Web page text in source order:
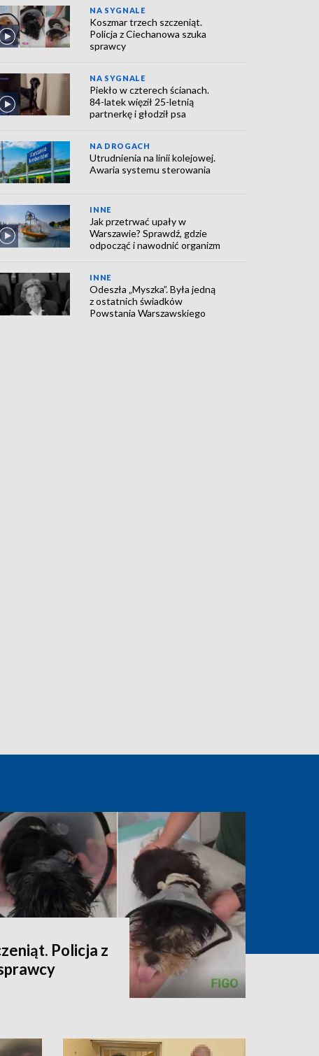
NA SYGNALE
Koszmar trzech szczeniąt.
Policja z Ciechanowa szuka
sprawcy
NA SYGNALE
Piekło w czterech ścianach.
84-latek więził 25-letnią
partnerkę i głodził psa
NA DROGACH
Utrudnienia na linii kolejowej.
Awaria systemu sterowania
INNE
Jak przetrwać upały w
Warszawie? Sprawdź, gdzie
odpocząć i nawodnić organizm
INNE
Odeszła „Myszka”. Była jedną
z ostatnich świadków
Powstania Warszawskiego
Policja z